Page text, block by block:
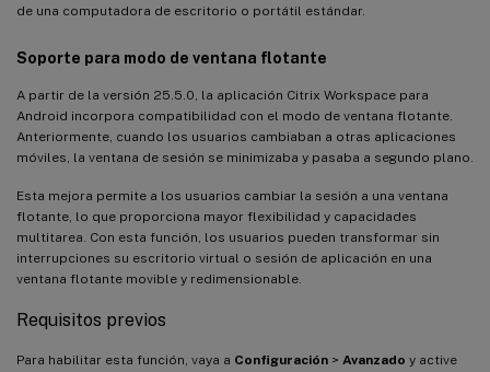
de una computadora de escritorio o portátil estándar.
Soporte para modo de ventana flotante
A partir de la versión 25.5.0, la aplicación Citrix Workspace para
Android incorpora compatibilidad con el modo de ventana flotante.
Anteriormente, cuando los usuarios cambiaban a otras aplicaciones
móviles, la ventana de sesión se minimizaba y pasaba a segundo plano.
Esta mejora permite a los usuarios cambiar la sesión a una ventana
flotante, lo que proporciona mayor flexibilidad y capacidades
multitarea. Con esta función, los usuarios pueden transformar sin
interrupciones su escritorio virtual o sesión de aplicación en una
ventana flotante movible y redimensionable.
Requisitos previos
Para habilitar esta función, vaya a Configuración > Avanzado y active